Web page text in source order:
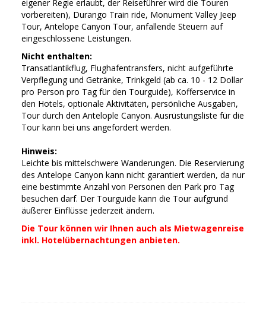
eigener Regie erlaubt, der Reiseführer wird die Touren
vorbereiten), Durango Train ride, Monument Valley Jeep
Tour, Antelope Canyon Tour, anfallende Steuern auf
eingeschlossene Leistungen.
Nicht enthalten:
Transatlantikflug, Flughafentransfers, nicht aufgeführte
Verpflegung und Getränke, Trinkgeld (ab ca. 10 - 12 Dollar
pro Person pro Tag für den Tourguide), Kofferservice in
den Hotels, optionale Aktivitäten, persönliche Ausgaben,
Tour durch den Antelople Canyon. Ausrüstungsliste für die
Tour kann bei uns angefordert werden.
Hinweis:
Leichte bis mittelschwere Wanderungen. Die Reservierung
des Antelope Canyon kann nicht garantiert werden, da nur
eine bestimmte Anzahl von Personen den Park pro Tag
besuchen darf. Der Tourguide kann die Tour aufgrund
äußerer Einflüsse jederzeit ändern.
Die Tour können wir Ihnen auch als Mietwagenreise
inkl. Hotelübernachtungen anbieten.